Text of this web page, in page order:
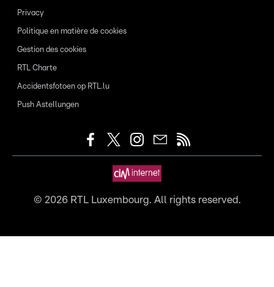
Privacy
Politique en matière de cookies
Gestion des cookies
RTL Charte
Accidentsfotoen op RTL.lu
Push Astellungen
© 2026RTL Luxembourg. All rights reserved.